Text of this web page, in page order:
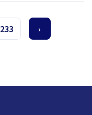
233 ›